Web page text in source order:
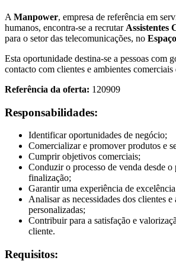
A Manpower, empresa de referência em
humanos, encontra-se a recrutar Assistentes
para o setor das telecomunicações, no
Esta oportunidade destina-se a pessoas com
contacto com clientes e ambientes comerciais
Referência da oferta: 120909
Responsabilidades:
Identificar oportunidades de negócio;
Comercializar e promover produtos e
Cumprir objetivos comerciais;
Conduzir o processo de venda desde
finalização;
Garantir uma experiência de
Analisar as necessidades dos clientes e
personalizadas;
Contribuir para a satisfação e
cliente.
Requisitos: